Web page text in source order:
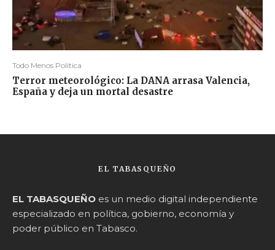
Todo Menos Política
Terror meteorológico: La DANA arrasa Valencia,
España y deja un mortal desastre
EL TABASQUEÑO
EL TABASQUEÑO es un medio digital independiente
especializado en política, gobierno, economía y
poder público en Tabasco.